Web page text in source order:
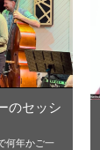
のセッシ
何年かご一